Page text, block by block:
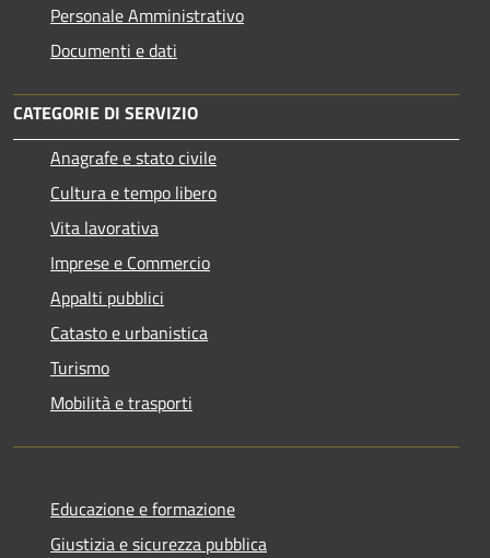
Personale Amministrativo
Documenti e dati
CATEGORIE DI SERVIZIO
Anagrafe e stato civile
Cultura e tempo libero
Vita lavorativa
Imprese e Commercio
Appalti pubblici
Catasto e urbanistica
Turismo
Mobilità e trasporti
Educazione e formazione
Giustizia e sicurezza pubblica